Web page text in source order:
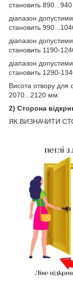
становить
діапазон
становить
діапазон
становить 1190-
діапазон
становить 1290-
Висота отвору для
2070...2120 мм.
2) Сторона
ЯК ВИЗНАЧИТИ